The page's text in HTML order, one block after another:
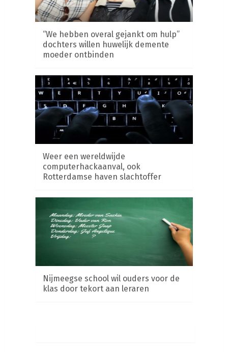
“We hebben overal gejankt om hulp”
dochters willen huwelijk demente
moeder ontbinden
Weer een wereldwijde
computerhackaanval, ook
Rotterdamse haven slachtoffer
Nijmeegse school wil ouders voor de
klas door tekort aan leraren